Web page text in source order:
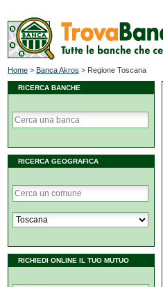
Home > Banca Akros > Regione Toscana
RICERCA BANCHE
RICERCA GEOGRAFICA
RICHIEDI ONLINE IL TUO MUTUO